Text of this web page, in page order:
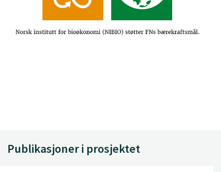
Publikasjoner i prosjektet